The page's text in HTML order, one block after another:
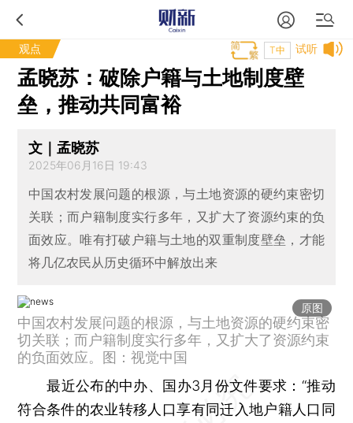
观点 试听
T中
孟晓苏：破除户籍与土地制度壁
垒，推动共同富裕
文｜孟晓苏
2025年06月16日 19:43
中国农村发展问题的根源，与土地资源的硬约束密切
关联；而户籍制度实行多年，又扩大了资源约束的负
面效应。唯有打破户籍与土地的双重制度壁垒，才能
将几亿农民从历史循环中解放出来
原图
中国农村发展问题的根源，与土地资源的硬约束密
切关联；而户籍制度实行多年，又扩大了资源约束
的负面效应。图：视觉中国
最近公布的中办、国办3月份文件要求：“推动
符合条件的农业转移人口享有同迁入地户籍人口同